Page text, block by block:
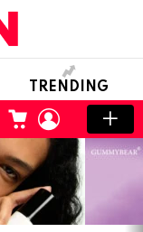
TRENDING
SWITCH
SKIN
CART LOGIN